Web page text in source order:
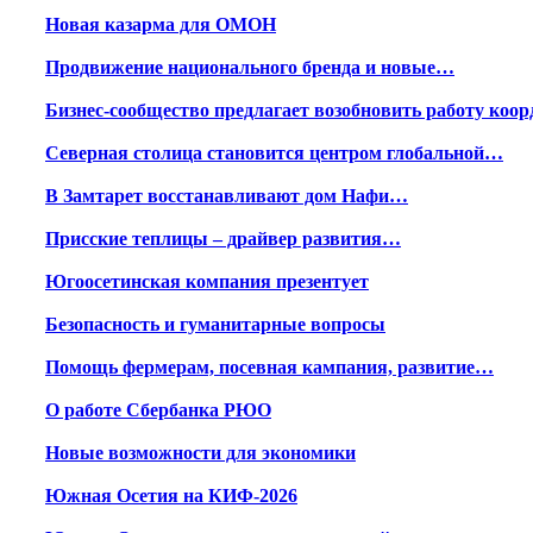
Новая казарма для ОМОН
Продвижение национального бренда и новые…
Бизнес-сообщество предлагает возобновить работу
Северная столица становится центром глобальной…
В Замтарет восстанавливают дом Нафи…
Присские теплицы – драйвер развития…
Югоосетинская компания презентует
Безопасность и гуманитарные вопросы
Помощь фермерам, посевная кампания, развитие…
О работе Сбербанка РЮО
Новые возможности для экономики
Южная Осетия на КИФ-2026